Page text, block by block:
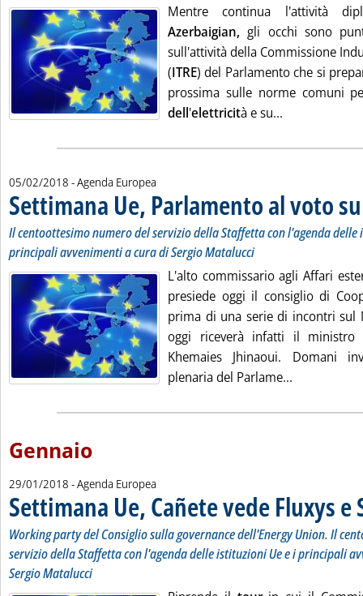
Mentre continua l'attività
Azerbaigian, gli occhi sono
sull'attività della Commissione
(ITRE) del Parlamento che si
prossima sulle norme comuni
dell'elettricità e su...
05/02/2018 - Agenda Europea
Settimana Ue, Parlamento al voto
Il centoottesimo numero del servizio della Staffetta con l'agenda delle
principali avvenimenti a cura di Sergio Matalucci
L'alto commissario agli Affari
presiede oggi il consiglio di
prima di una serie di incontri sul
oggi riceverà infatti il
Khemaies Jhinaoui. Domani
plenaria del Parlame...
Gennaio
29/01/2018 - Agenda Europea
Settimana Ue, Cañete vede Fluxys e
Working party del Consiglio sulla governance dell'Energy Union. Il
servizio della Staffetta con l'agenda delle istituzioni Ue e i principali
Sergio Matalucci